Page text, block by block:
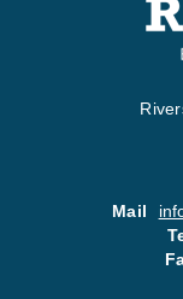
Mail